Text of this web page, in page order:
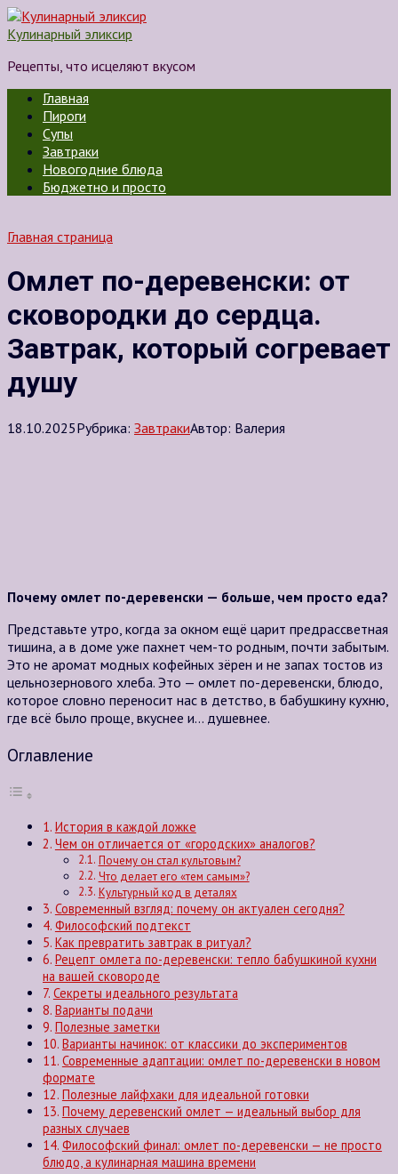
Перейти
к
Кулинарный эликсир
Рецепты, что исцеляют вкусом
Главная
Пироги
Супы
Завтраки
Новогодние блюда
Бюджетно и просто
Главная страница
Омлет по-деревенски: от
сковородки до сердца.
Завтрак, который согревает
душу
18.10.2025Рубрика: ЗавтракиАвтор: Валерия
Почему омлет по-деревенски — больше, чем просто еда?
Представьте утро, когда за окном ещё царит предрассветная
тишина, а в доме уже пахнет чем-то родным, почти забытым.
Это не аромат модных кофейных зёрен и не запах тостов из
цельнозернового хлеба. Это — омлет по-деревенски, блюдо,
которое словно переносит нас в детство, в бабушкину кухню,
где всё было проще, вкуснее и… душевнее.
Оглавление
История в каждой ложке
Чем он отличается от «городских» аналогов?
Почему он стал культовым?
Что делает его «тем самым»?
Культурный код в деталях
Современный взгляд: почему он актуален сегодня?
Философский подтекст
Как превратить завтрак в ритуал?
Рецепт омлета по-деревенски: тепло бабушкиной кухни
на вашей сковороде
Секреты идеального результата
Варианты подачи
Полезные заметки
Варианты начинок: от классики до экспериментов
Современные адаптации: омлет по-деревенски в новом
формате
Полезные лайфхаки для идеальной готовки
Почему деревенский омлет — идеальный выбор для
разных случаев
Философский финал: омлет по-деревенски — не просто
блюдо, а кулинарная машина времени